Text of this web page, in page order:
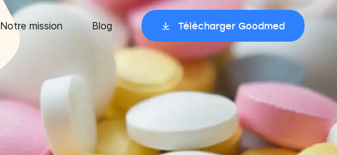
Notre mission Blog Télécharger Goodmed